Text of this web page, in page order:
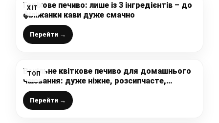
ХІТ
Горіхове печиво: лише із 3 інгредієнтів – до
філіжанки кави дуже смачно
Перейти →
ТОП
Ванільне квіткове печиво для домашнього
чаювання: дуже ніжне, розсипчасте,
красиве і неймовірно смачне
Перейти →